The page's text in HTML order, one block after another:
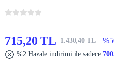
715,20 TL 1.430,40 TL
%2 Havale indirimi ile sadece